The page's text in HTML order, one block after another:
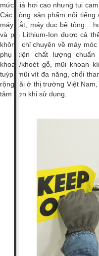
mức giá hơi cao nhưng tui
Các dòng sản phẩm nổi
máy cắt, máy đục bê tông...
và pin Lithium-Ion được cả
không chỉ chuyên về máy
phụ kiện chất lượng
khoan/khoét gỗ, mũi khoan
tuýp, mũi vít đa năng, chổi
rộng rãi ở thị trường Việt
tâm hơn khi sử dụng.